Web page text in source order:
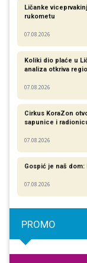
Ličanke
rukometu
07.08.2026
Koliki dio plaće u
analiza otkriva
07.08.2026
Cirkus KoraZon
sapunice i
07.08.2026
Gospić je naš
07.08.2026
PROMO